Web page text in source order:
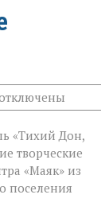
творческие
«Тихий Дон,
творческие
«Маяк» из
поселения